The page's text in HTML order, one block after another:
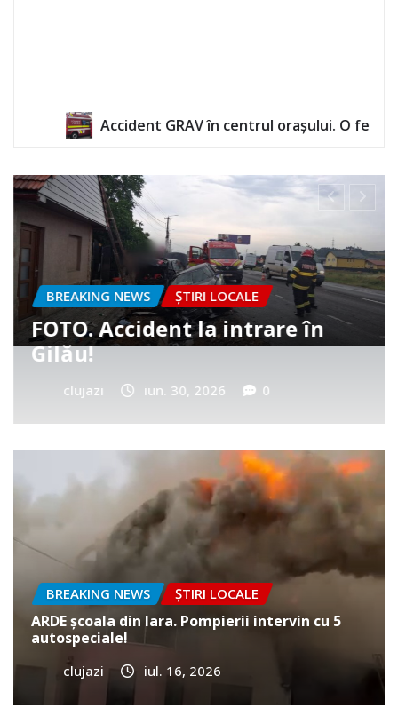
în centrul orașului. O femeie a rămas încarcerată
BREAKING NEWS ȘTIRI LOCALE
Cum a murit băiețelul din
Vultureni? Era cu tatăl în
cimitir
clujazi iun. 25, 2026 0
BREAKING NEWS ȘTIRI LOCALE
ARDE școala din Iara. Pompierii intervin cu 5
autospeciale!
clujazi iul. 16, 2026